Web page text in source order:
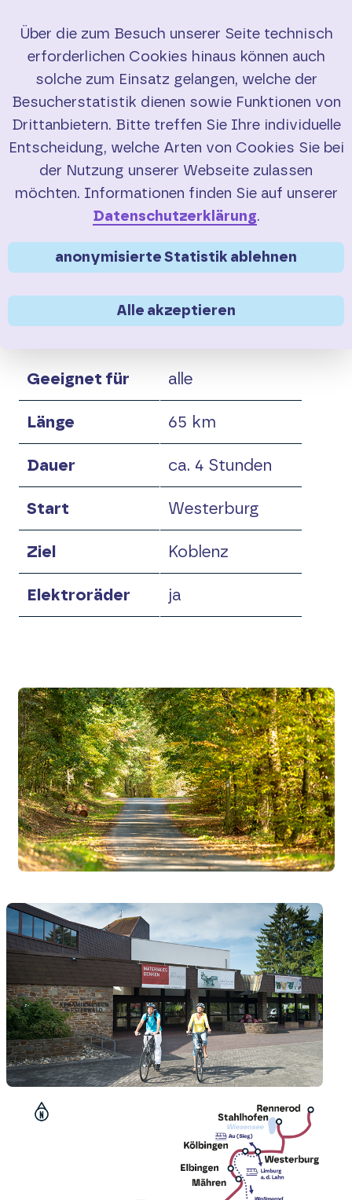
Buchung
FAQ
Saisonübersicht
Raderlebniskarte
Touren-Tipp Eifel-Ardennen
Touren-Tipp Hunsrück-Mosel
Touren-Tipp Kosmosradweg
Touren-Tipp Moseltal
Touren-Tipp MaareMosel
Touren-Tipp Enztal
Touren-Tipp Nimstal
Touren-Tipp Untere Mittelmosel
Touren-Tipp Ruwer-Nahe
Touren-Tipp Oberes Sauertal
Touren-Tipp Eifel-Mosel
Touren-Tipp Wiedtal
Sie sind hier:Service > Touren-Tipps >
Touren-Tipp Hoher Westerwald
VomHohen
Westerwalddurchs
Wäller Landbis an den
Rhein
Geeignet für alle
Länge 65 km
Dauer ca. 4 Stunden
Start Westerburg
Ziel Koblenz
Elektroräder ja
Über die zum Besuch unserer Seite technisch
erforderlichen Cookies hinaus können auch
solche zum Einsatz gelangen, welche der
Besucherstatistik dienen sowie Funktionen von
Drittanbietern. Bitte treffen Sie Ihre individuelle
Entscheidung, welche Arten von Cookies Sie bei
der Nutzung unserer Webseite zulassen
möchten. Informationen finden Sie auf unserer
Datenschutzerklärung.
anonymisierte Statistik ablehnen
Alle akzeptieren